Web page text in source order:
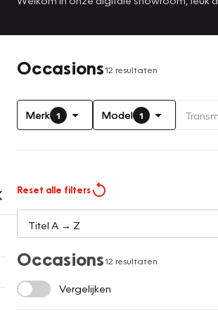
Occasions12 resultaten
Merk 1 Model 1
Reset alle filters
Occasions12 resultaten
Vergelijken